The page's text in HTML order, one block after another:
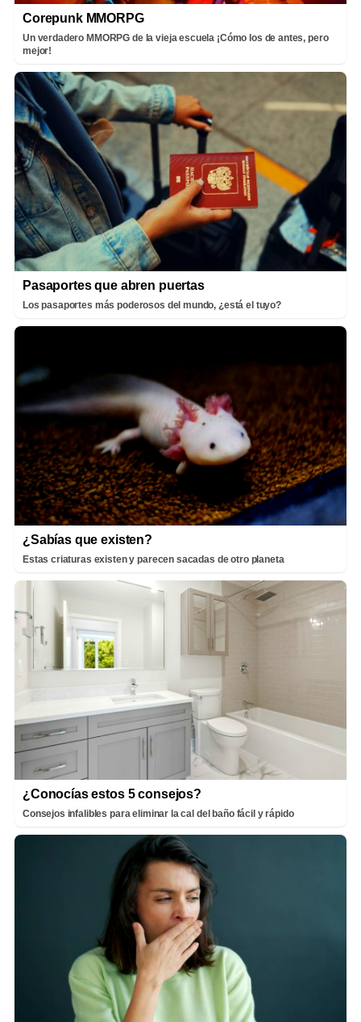
Corepunk MMORPG
Un verdadero MMORPG de la vieja escuela ¡Cómo los de antes, pero
mejor!
Pasaportes que abren puertas
Los pasaportes más poderosos del mundo, ¿está el tuyo?
¿Sabías que existen?
Estas criaturas existen y parecen sacadas de otro planeta
¿Conocías estos 5 consejos?
Consejos infalibles para eliminar la cal del baño fácil y rápido